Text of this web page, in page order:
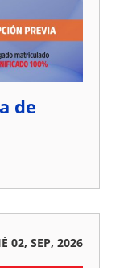
de
02, SEP, 2026